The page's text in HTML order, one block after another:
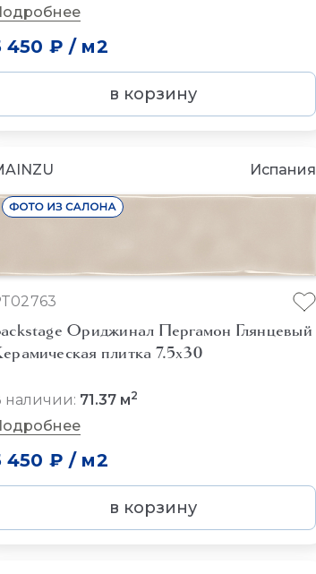
450 ₽ / м2
в корзину
Испания
Ориджинал Пергамон Глянцевый
плитка 7.5x30
наличии: 71.37 м2
450 ₽ / м2
в корзину